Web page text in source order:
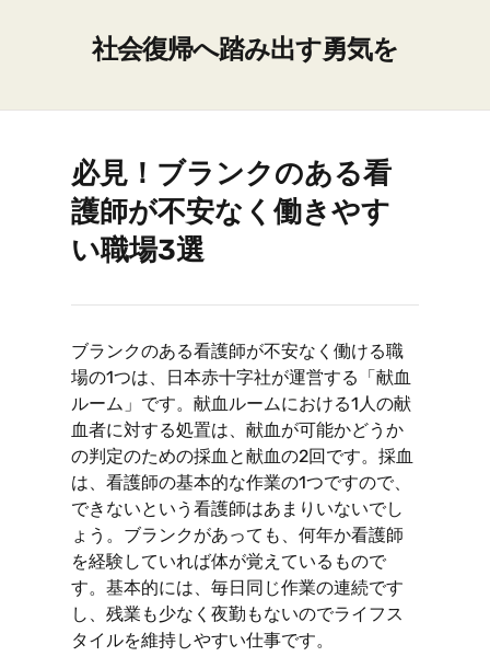
社会復帰へ踏み出す勇気を
必見！ブランクのある看
護師が不安なく働きやす
い職場3選
ブランクのある看護師が不安なく働ける職
場の1つは、日本赤十字社が運営する「献血
ルーム」です。献血ルームにおける1人の献
血者に対する処置は、献血が可能かどうか
の判定のための採血と献血の2回です。採血
は、看護師の基本的な作業の1つですので、
できないという看護師はあまりいないでし
ょう。ブランクがあっても、何年か看護師
を経験していれば体が覚えているもので
す。基本的には、毎日同じ作業の連続です
し、残業も少なく夜勤もないのでライフス
タイルを維持しやすい仕事です。